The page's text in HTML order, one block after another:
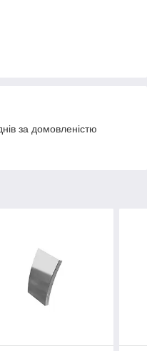
за домовленістю